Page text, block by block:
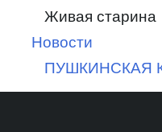
Живая старина
Новости
ПУШКИНСКАЯ